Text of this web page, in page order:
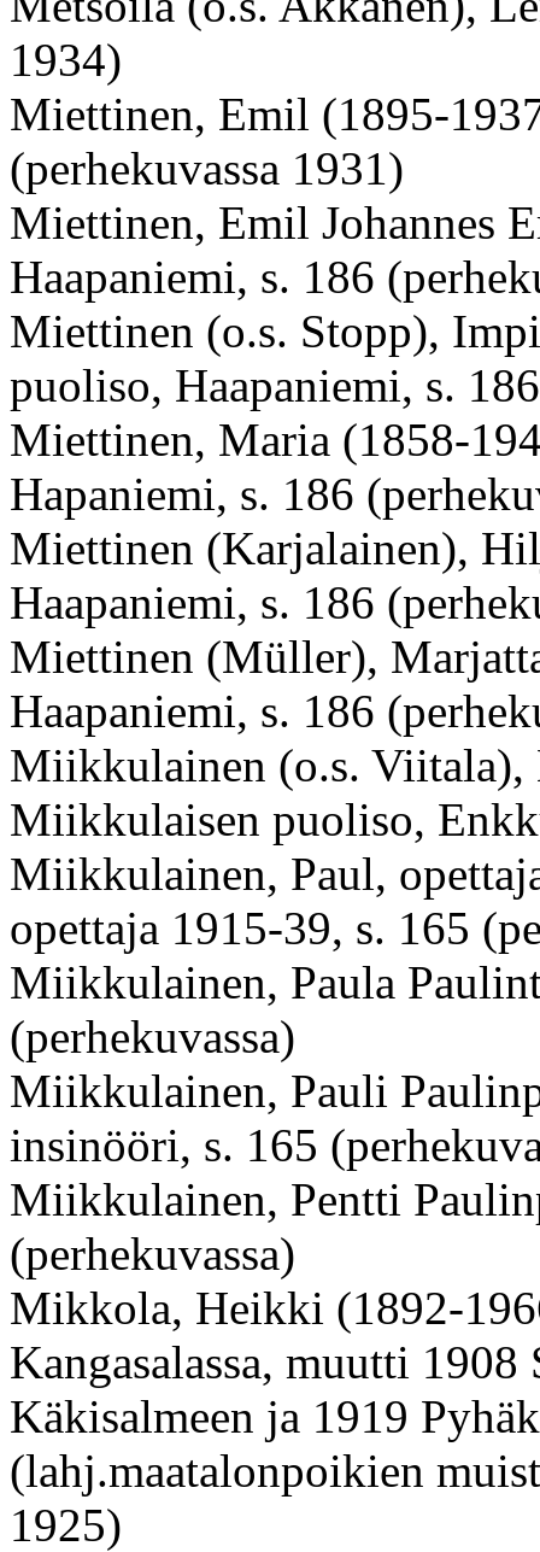
1934)
Miettinen, Emil (1895-
(perhekuvassa 1931)
Miettinen, Emil Johannes
Haapaniemi, s. 186
Miettinen (o.s. Stopp),
puoliso, Haapaniemi, s.
Miettinen, Maria (1858-
Hapaniemi, s. 186
Miettinen (Karjalainen),
Haapaniemi, s. 186
Miettinen (Müller),
Haapaniemi, s. 186
Miikkulainen (o.s. Viitala),
Miikkulaisen puoliso,
Miikkulainen, Paul,
opettaja 1915-39, s. 165
Miikkulainen, Paula
(perhekuvassa)
Miikkulainen, Pauli
insinööri, s. 165
Miikkulainen, Pentti
(perhekuvassa)
Mikkola, Heikki (1892-
Kangasalassa, muutti 1908
Käkisalmeen ja 1919
(lahj.maatalonpoikien
1925)